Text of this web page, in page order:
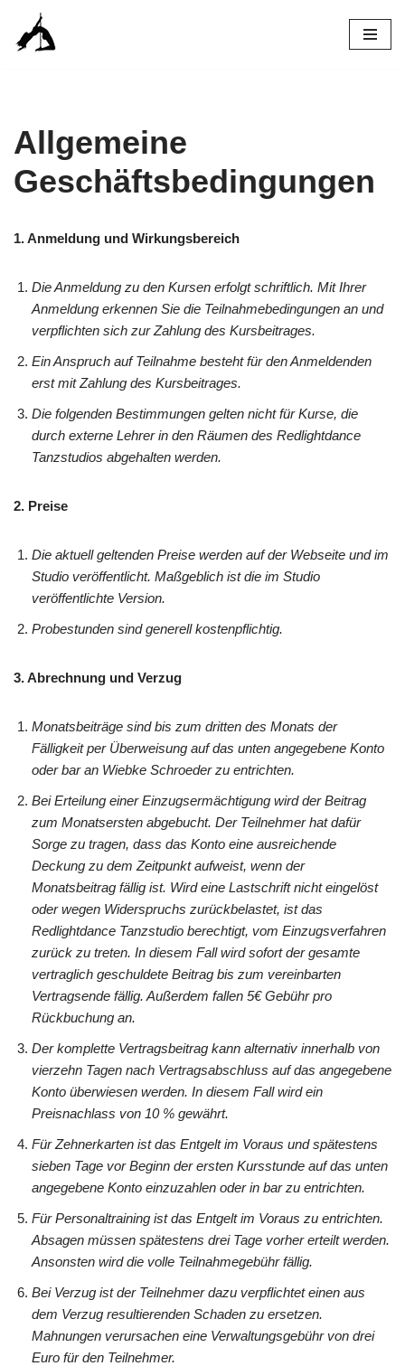
Zum
Allgemeine
Geschäftsbedingungen
1. Anmeldung und Wirkungsbereich
Die Anmeldung zu den Kursen erfolgt schriftlich. Mit Ihrer
Anmeldung erkennen Sie die Teilnahmebedingungen an und
verpflichten sich zur Zahlung des Kursbeitrages.
Ein Anspruch auf Teilnahme besteht für den Anmeldenden
erst mit Zahlung des Kursbeitrages.
Die folgenden Bestimmungen gelten nicht für Kurse, die
durch externe Lehrer in den Räumen des Redlightdance
Tanzstudios abgehalten werden.
2. Preise
Die aktuell geltenden Preise werden auf der Webseite und im
Studio veröffentlicht. Maßgeblich ist die im Studio
veröffentlichte Version.
Probestunden sind generell kostenpflichtig.
3. Abrechnung und Verzug
Monatsbeiträge sind bis zum dritten des Monats der
Fälligkeit per Überweisung auf das unten angegebene Konto
oder bar an Wiebke Schroeder zu entrichten.
Bei Erteilung einer Einzugsermächtigung wird der Beitrag
zum Monatsersten abgebucht. Der Teilnehmer hat dafür
Sorge zu tragen, dass das Konto eine ausreichende
Deckung zu dem Zeitpunkt aufweist, wenn der
Monatsbeitrag fällig ist. Wird eine Lastschrift nicht eingelöst
oder wegen Widerspruchs zurückbelastet, ist das
Redlightdance Tanzstudio berechtigt, vom Einzugsverfahren
zurück zu treten. In diesem Fall wird sofort der gesamte
vertraglich geschuldete Beitrag bis zum vereinbarten
Vertragsende fällig. Außerdem fallen 5€ Gebühr pro
Rückbuchung an.
Der komplette Vertragsbeitrag kann alternativ innerhalb von
vierzehn Tagen nach Vertragsabschluss auf das angegebene
Konto überwiesen werden. In diesem Fall wird ein
Preisnachlass von 10 % gewährt.
Für Zehnerkarten ist das Entgelt im Voraus und spätestens
sieben Tage vor Beginn der ersten Kursstunde auf das unten
angegebene Konto einzuzahlen oder in bar zu entrichten.
Für Personaltraining ist das Entgelt im Voraus zu entrichten.
Absagen müssen spätestens drei Tage vorher erteilt werden.
Ansonsten wird die volle Teilnahmegebühr fällig.
Bei Verzug ist der Teilnehmer dazu verpflichtet einen aus
dem Verzug resultierenden Schaden zu ersetzen.
Mahnungen verursachen eine Verwaltungsgebühr von drei
Euro für den Teilnehmer.